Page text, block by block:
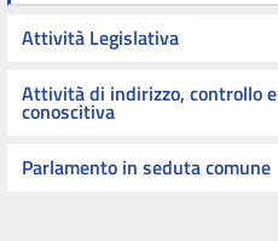
Attività Legislativa
Attività di indirizzo, controllo e
conoscitiva
Parlamento in seduta comune